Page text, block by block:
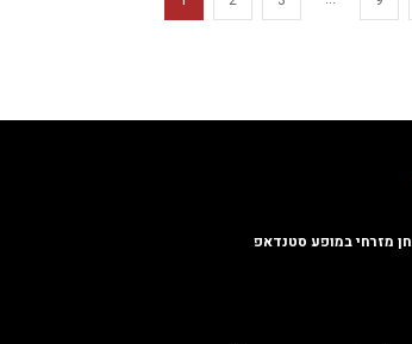
חן מזרחי במופע סטנדאפ